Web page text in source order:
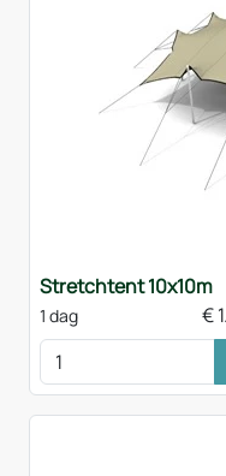
Stretchtent 10x10m
1 dag €